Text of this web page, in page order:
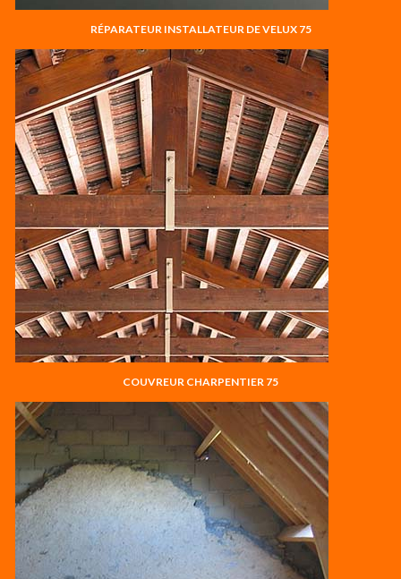
RÉPARATEUR INSTALLATEUR DE VELUX 75
COUVREUR CHARPENTIER 75